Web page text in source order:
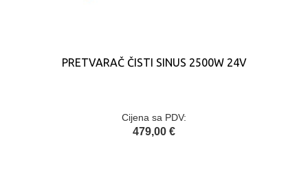
PRETVARAČ ČISTI SINUS 2500W 24V
Cijena sa PDV:
479,00 €